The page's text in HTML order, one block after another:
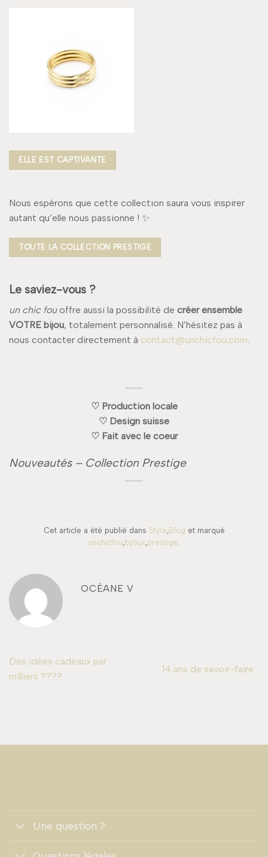
ELLE EST CAPTIVANTE
Nous espérons que cette collection saura vous inspirer
autant qu’elle nous passionne ! ✨
TOUTE LA COLLECTION PRESTIGE
Le saviez-vous ?
un chic fouoffre aussi la possibilité de créer ensemble
VOTRE bijou, totalement personnalisé. N’hésitez pas à
nous contacter directement à contact@unchicfou.com.
♡ Production locale
♡ Design suisse
♡ Fait avec le coeur
Nouveautés – Collection Prestige
Cet article a été publié dans Style,Blog et marqué
unchicfou,bijoux,prestige.
OCÉANE V
Des idées cadeaux par
milliers ????
14 ans de savoir-faire…
Une question ?